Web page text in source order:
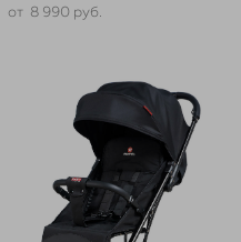
от 8 990 pуб.